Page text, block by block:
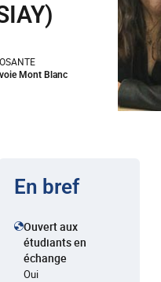
Mont Blanc
En bref
Ouvert aux
étudiants en
échange
Oui